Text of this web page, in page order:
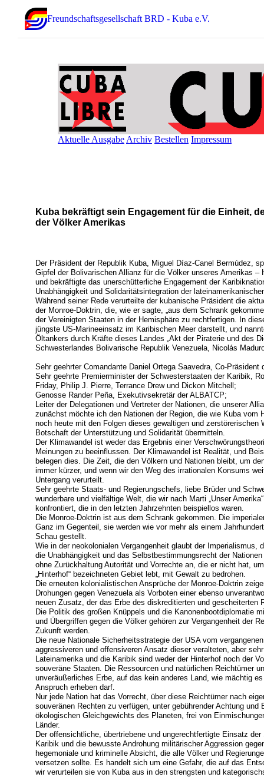
Freundschaftsgesellschaft BRD - Kuba e.V.
Aktuelle Ausgabe Archiv Bestellen Impressum
Kuba bekräftigt sein Engagement für die Einheit,
der Völker Amerikas
Der Präsident der Republik Kuba, Miguel Díaz-Canel Bermúdez,
Gipfel der Bolivarischen Allianz für die Völker unseres Amerikas –
und bekräftigte das unerschütterliche Engagement der
Unabhängigkeit und Solidaritätsintegration der
Während seiner Rede verurteilte der kubanische Präsident die
der Monroe-Doktrin, die, wie er sagte, „aus dem Schrank
der Vereinigten Staaten in der Hemisphäre zu rechtfertigen. In
jüngste US-Marineeinsatz im Karibischen Meer darstellt, und
Öltankers durch Kräfte dieses Landes „Akt der Piraterie und des
Schwesterlandes Bolivarische Republik Venezuela, Nicolás
Sehr geehrter Comandante Daniel Ortega Saavedra, Co-
Sehr geehrte Premierminister der Schwesterstaaten der Karibik,
Friday, Philip J. Pierre, Terrance Drew und Dickon Mitchell;
Genosse Rander Peña, Exekutivsekretär der ALBATCP;
Leiter der Delegationen und Vertreter der Nationen, die unserer
zunächst möchte ich den Nationen der Region, die wie Kuba vom
noch heute mit den Folgen dieses gewaltigen und zerstörerischen
Botschaft der Unterstützung und Solidarität übermitteln.
Der Klimawandel ist weder das Ergebnis einer
Meinungen zu beeinflussen. Der Klimawandel ist Realität, und
belegen dies. Die Zeit, die den Völkern und Nationen bleibt, um
immer kürzer, und wenn wir den Weg des irrationalen Konsums
Untergang verurteilt.
Sehr geehrte Staats- und Regierungschefs, liebe Brüder und
wunderbare und vielfältige Welt, die wir nach Marti „Unser
konfrontiert, die in den letzten Jahrzehnten beispiellos waren.
Die Monroe-Doktrin ist aus dem Schrank gekommen. Die
Ganz im Gegenteil, sie werden wie vor mehr als einem
Schau gestellt.
Wie in der neokolonialen Vergangenheit glaubt der
die Unabhängigkeit und das Selbstbestimmungsrecht der
ohne Zurückhaltung Autorität und Vorrechte an, die er nicht hat,
„Hinterhof“ bezeichneten Gebiet lebt, mit Gewalt zu bedrohen.
Die erneuten kolonialistischen Ansprüche der Monroe-Doktrin
Drohungen gegen Venezuela als Vorboten einer ebenso
neuen Zusatz, der das Erbe des diskreditierten und gescheiterten
Die Politik des großen Knüppels und die Kanonenbootdiplomatie
und Übergriffen gegen die Völker gehören zur Vergangenheit der
Zukunft werden.
Die neue Nationale Sicherheitsstrategie der USA vom
aggressiveren und offensiveren Ansatz dieser veralteten, aber
Lateinamerika und die Karibik sind weder der Hinterhof noch der
souveräne Staaten. Die Ressourcen und natürlichen Reichtümer
unveräußerliches Erbe, auf das kein anderes Land, wie mächtig
Anspruch erheben darf.
Nur jede Nation hat das Vorrecht, über diese Reichtümer nach
souveränen Rechten zu verfügen, unter gebührender Achtung
ökologischen Gleichgewichts des Planeten, frei von
Länder.
Der offensichtliche, übertriebene und ungerechtfertigte Einsatz
Karibik und die bewusste Androhung militärischer Aggression
hegemoniale und kriminelle Absicht, die alle Völker und
versetzen sollte. Es handelt sich um eine Gefahr, die auf das
wir verurteilen sie von Kuba aus in den strengsten und